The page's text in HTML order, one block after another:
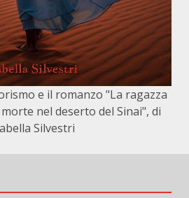
e il romanzo "La ragazza
nel deserto del Sinai", di
Silvestri